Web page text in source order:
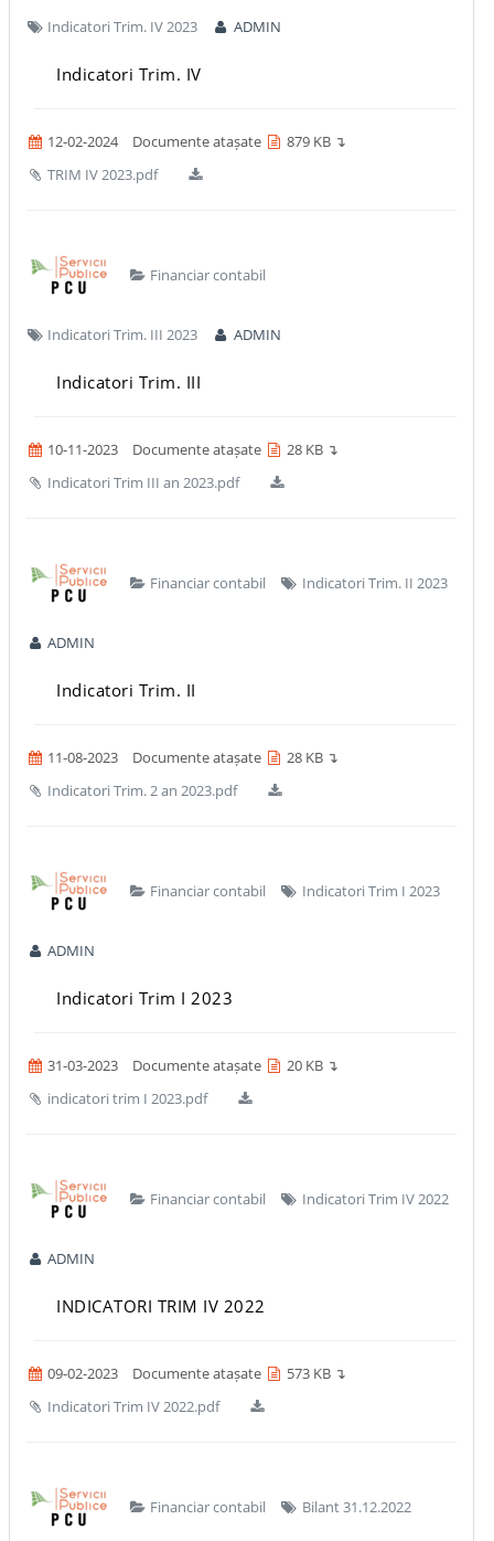
Indicatori Trim. IV 2023 ADMIN
Indicatori Trim. IV
12-02-2024 Documente atașate
879 KB ↴
TRIM IV 2023.pdf
Financiar contabil
Indicatori Trim. III 2023 ADMIN
Indicatori Trim. III
10-11-2023 Documente atașate
28 KB ↴
Indicatori Trim III an 2023.pdf
Financiar contabil Indicatori Trim. II 2023
ADMIN
Indicatori Trim. II
11-08-2023 Documente atașate
28 KB ↴
Indicatori Trim. 2 an 2023.pdf
Financiar contabil Indicatori Trim I 2023
ADMIN
Indicatori Trim I 2023
31-03-2023 Documente atașate
20 KB ↴
indicatori trim I 2023.pdf
Financiar contabil Indicatori Trim IV 2022
ADMIN
INDICATORI TRIM IV 2022
09-02-2023 Documente atașate
573 KB ↴
Indicatori Trim IV 2022.pdf
Financiar contabil Bilant 31.12.2022